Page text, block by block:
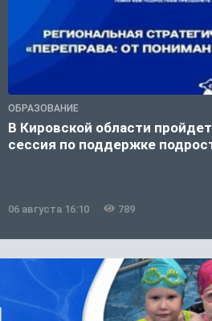
ОБРАЗОВАНИЕ
В Кировской области
сессия по поддержке
06 августа 16:10 789